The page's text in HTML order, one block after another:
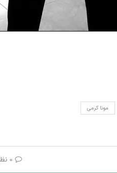
مونا کرمی
0 نظر